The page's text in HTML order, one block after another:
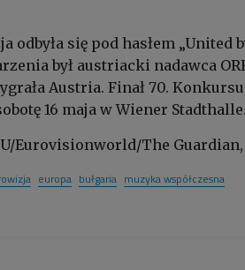
odbyła się pod hasłem „United
był austriacki nadawca
Austria. Finał 70.
16 maja w Wiener Stadthalle.
Eurovisionworld/The Guardian,
europa bułgaria muzyka współczesna